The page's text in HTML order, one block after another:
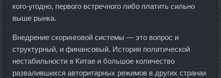
кого-угодно, первого встречного либо платить сильно
выше рынка.
Внедрение скоринговой системы — это вопрос и
структурный, и финансовый. История политической
нестабильности в Китае и большое количество
развалившихся авторитарных режимов в других странах